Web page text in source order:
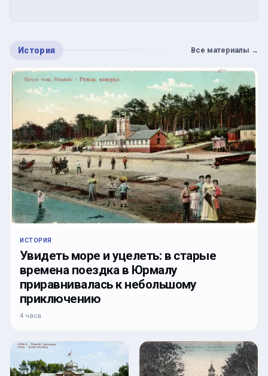
История Все материалы →
ИСТОРИЯ
Увидеть море и уцелеть: в старые
времена поездка в Юрмалу
приравнивалась к небольшому
приключению
4 часа